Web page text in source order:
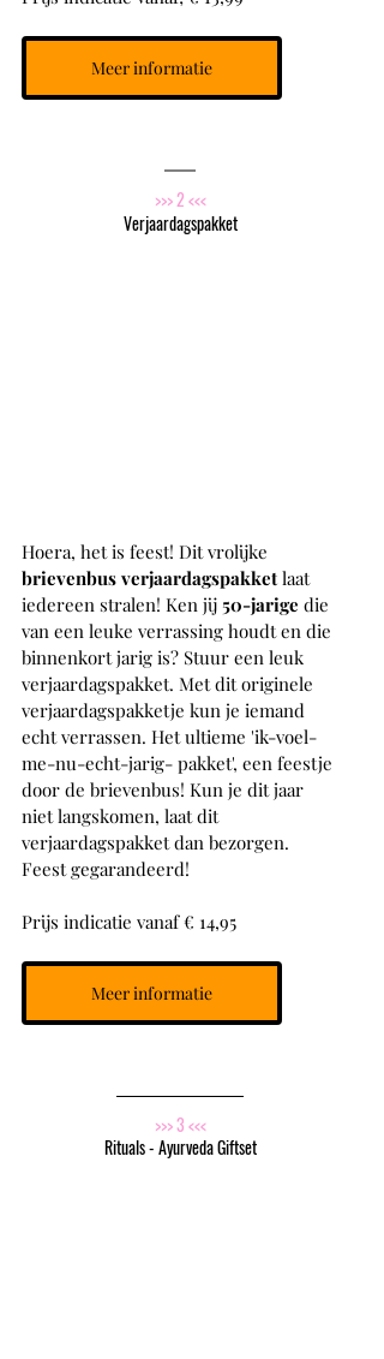
Meer informatie
>>> 2 <<<
Verjaardagspakket
Hoera, het is feest! Dit vrolijke
brievenbus verjaardagspakket laat
iedereen stralen! Ken jij 50-jarige die
van een leuke verrassing houdt en die
binnenkort jarig is? Stuur een leuk
verjaardagspakket. Met dit originele
verjaardagspakketje kun je iemand
echt verrassen. Het ultieme 'ik-voel-
me-nu-echt-jarig- pakket', een feestje
door de brievenbus! Kun je dit jaar
niet langskomen, laat dit
verjaardagspakket dan bezorgen.
Feest gegarandeerd!
Prijs indicatie vanaf € 14,95
Meer informatie
>>> 3 <<<
Rituals - Ayurveda Giftset